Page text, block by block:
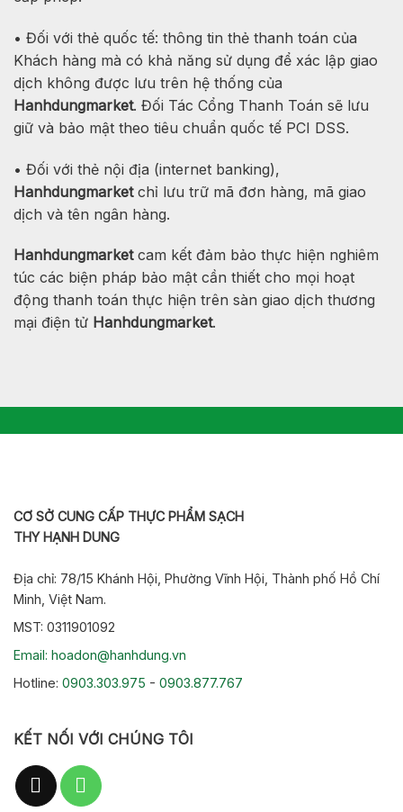
• Đối với thẻ quốc tế: thông tin thẻ thanh toán của
Khách hàng mà có khả năng sử dụng để xác lập giao
dịch không được lưu trên hệ thống của
Hanhdungmarket. Đối Tác Cổng Thanh Toán sẽ lưu
giữ và bảo mật theo tiêu chuẩn quốc tế PCI DSS.
• Đối với thẻ nội địa (internet banking),
Hanhdungmarketchỉ lưu trữ mã đơn hàng, mã giao
dịch và tên ngân hàng.
Hanhdungmarketcam kết đảm bảo thực hiện nghiêm
túc các biện pháp bảo mật cần thiết cho mọi hoạt
động thanh toán thực hiện trên sàn giao dịch thương
mại điện tử Hanhdungmarket.
CƠ SỞ CUNG CẤP THỰC PHẨM SẠCH
THY HẠNH DUNG
Địa chỉ: 78/15 Khánh Hội, Phường Vĩnh Hội, Thành phố Hồ Chí
Minh, Việt Nam.
MST: 0311901092
Email: hoadon@hanhdung.vn
Hotline: 0903.303.975 - 0903.877.767
KẾT NỐI VỚI CHÚNG TÔI